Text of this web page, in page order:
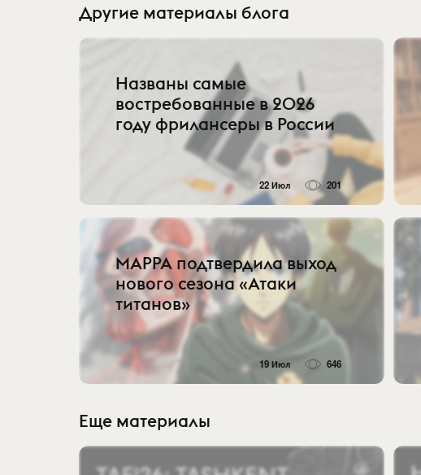
Другие материалы блога
Названы самые
востребованные в 2026
году фрилансеры в России
22 Июл 201
MAPPA подтвердила выход
нового сезона «Атаки
титанов»
19 Июл 646
Еще материалы